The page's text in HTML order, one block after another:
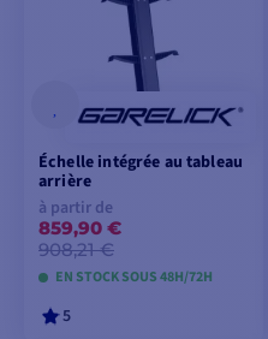
Échelle intégrée au tableau
arrière
à partir de
859,90 €
908,21 €
EN STOCK SOUS 48H/72H
5